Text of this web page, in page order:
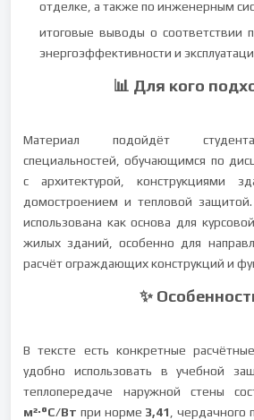
отделке, а также по инженерным
итоговые выводы о соответствии
энергоэффективности и
📊 Для кого
Материал подойдёт
специальностей, обучающимся по
с архитектурой, конструкциями
домостроением и тепловой
использована как основа для
жилых зданий, особенно для
расчёт ограждающих конструкций и
✨
В тексте есть конкретные
удобно использовать в учебной
теплопередаче наружной стены
м²·°С/Вт при норме 3,41 ,